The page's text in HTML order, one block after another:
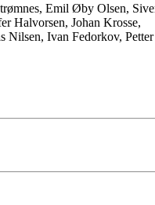
Emil Øby Olsen,
Halvorsen, Johan Krosse,
Nilsen, Ivan Fedorkov, Petter